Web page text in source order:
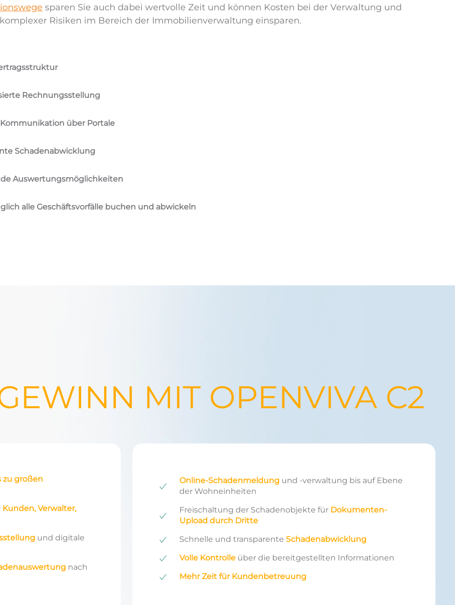
sparen Sie auch dabei wertvolle Zeit und können Kosten bei der Verwaltung und
Risiken im Bereich der Immobilienverwaltung einsparen.
Rechnungsstellung
über Portale
Schadenabwicklung
Auswertungsmöglichkeiten
alle Geschäftsvorfälle buchen und abwickeln
MIT OPENVIVA C2
zu großen
Kunden, Verwalter,
und digitale
nach
Online-Schadenmeldung und -verwaltung bis auf Ebene
der Wohneinheiten
Freischaltung der Schadenobjekte für Dokumenten-
Upload durch Dritte
Schnelle und transparente Schadenabwicklung
Volle Kontrolle über die bereitgestellten Informationen
Mehr Zeit für Kundenbetreuung